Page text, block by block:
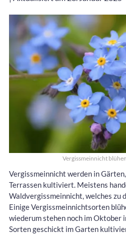
Vergissmeinnicht
Vergissmeinnicht werden in
Terrassen kultiviert. Meistens
Waldvergissmeinnicht, welches zu
Einige Vergissmeinnichtsorten
wiederum stehen noch im Oktober
Sorten geschickt im Garten